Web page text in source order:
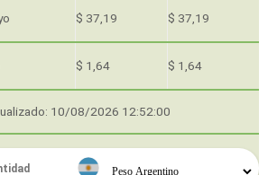
$ 37,19 $ 37,19
$ 1,64 $ 1,64
10/08/2026 12:52:00